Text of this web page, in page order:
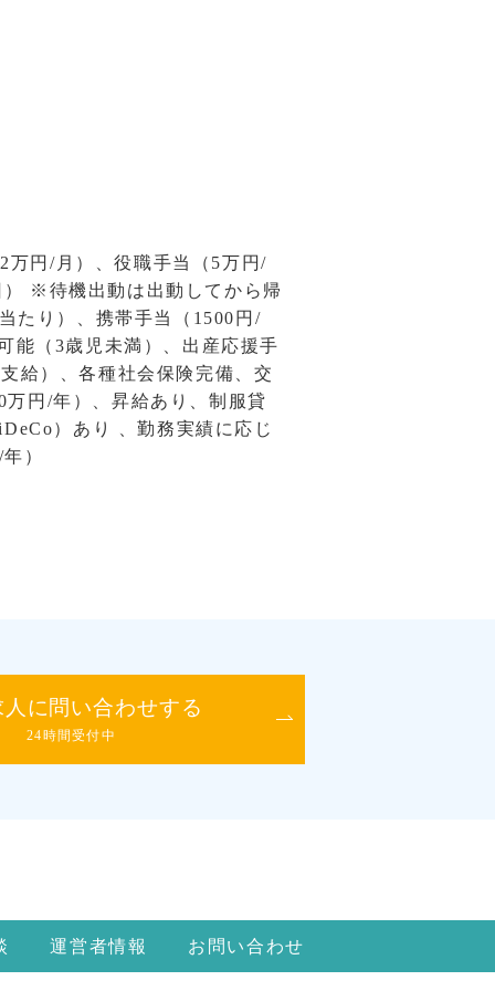
万円/月）、役職手当（5万円/
※待機出動は出動してから帰
たり）、携帯手当（1500円/
能（3歳児未満）、出産応援手
給）、各種社会保険完備、交
円/年）、昇給あり、制服貸
）あり 、勤務実績に応じ
）
に問い合わせする
24時間受付中
運営者情報 お問い合わせ